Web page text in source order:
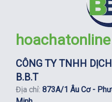
hoachatonline
CÔNG TY TNHH
B.B.T
Địa chỉ: 873A/1 Âu Cơ -